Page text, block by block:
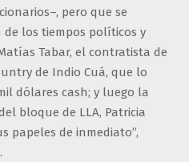
pero que se
los tiempos políticos y
Tabar, el contratista de
de Indio Cuá, que lo
dólares cash; y luego la
bloque de LLA, Patricia
papeles de inmediato”,